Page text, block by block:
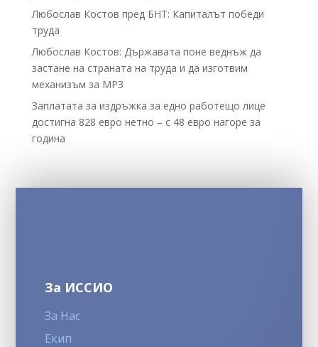
Любослав Костов пред БНТ: Капиталът победи
труда
Любослав Костов: Държавата поне веднъж да
застане на страната на труда и да изготвим
механизъм за МРЗ
Заплатата за издръжка за едно работещо лице
достигна 828 евро нетно – с 48 евро нагоре за
година
За ИССИО
За Нас
Екип